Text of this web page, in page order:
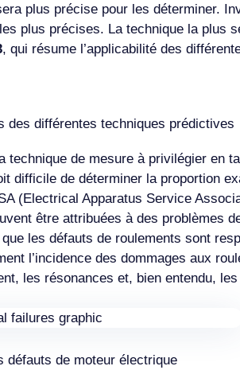
plus précise pour les déterminer.
plus précises. La technique la plus
, qui résume l’applicabilité des
des différentes techniques prédictives
technique de mesure à privilégier en
difficile de déterminer la proportion
(Electrical Apparatus Service
être attribuées à des problèmes
les défauts de roulements sont
l’incidence des dommages aux
les résonances et, bien entendu,
défauts de moteur électrique